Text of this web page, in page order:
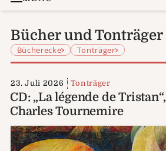
Bücher und Tonträger
Bücherecke Tonträger
23. Juli 2026 Tonträger
CD: „La légende de Tristan“,
Charles Tournemire